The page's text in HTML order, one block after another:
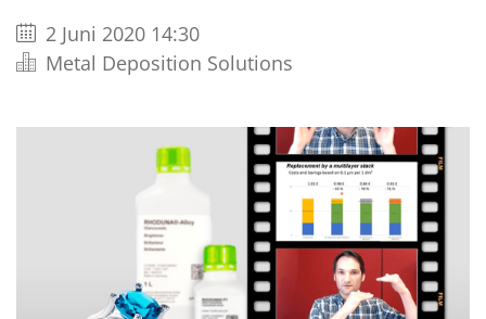
2 Juni 2020 14:30
Metal Deposition Solutions